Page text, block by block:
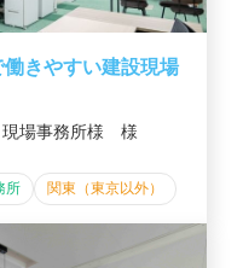
きやすい建設現場
場事務所様 様
所 関東（東京以外）